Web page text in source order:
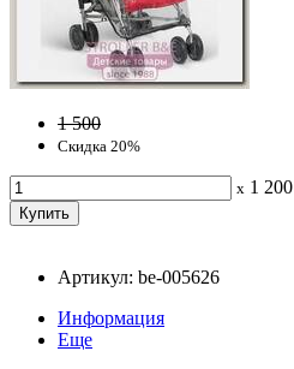
1 500
Скидка 20%
x 1 200
Артикул: be-005626
Информация
Еще